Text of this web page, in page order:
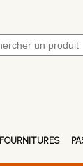
FOURNITURES